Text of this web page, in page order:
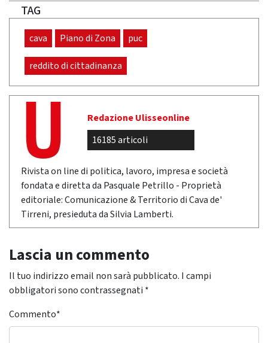
TAG
cava Piano di Zona puc
reddito di cittadinanza
Redazione Ulisseonline
16185 articoli
Rivista on line di politica, lavoro, impresa e società
fondata e diretta da Pasquale Petrillo - Proprietà
editoriale: Comunicazione & Territorio di Cava de'
Tirreni, presieduta da Silvia Lamberti.
Lascia un commento
Il tuo indirizzo email non sarà pubblicato. I campi
obbligatori sono contrassegnati *
Commento*